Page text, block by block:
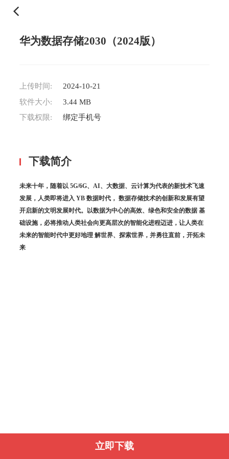
华为数据存储2030（2024版）
上传时间:
软件大小:
下载权限:
2024-10-21
3.44 MB
绑定手机号
下载简介
未来十年，随着以 5G/6G、AI、大数据、云计算为代表的新技术飞速
发展，人类即将进入 YB 数据时代， 数据存储技术的创新和发展有望
开启新的文明发展时代。以数据为中心的高效、绿色和安全的数据 基
础设施，必将推动人类社会向更高层次的智能化进程迈进，让人类在
未来的智能时代中更好地理 解世界、探索世界，并勇往直前，开拓未
来
立即下载